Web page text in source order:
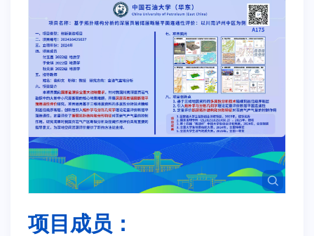
项目成员：